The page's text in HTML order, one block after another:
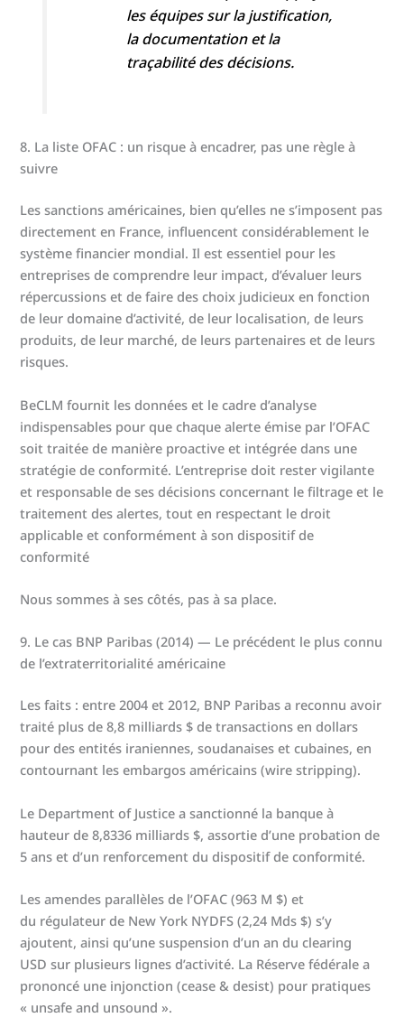
les équipes sur la justification,
la documentation et la
traçabilité des décisions.
8. La liste OFAC : un risque à encadrer, pas une règle à
suivre
Les sanctions américaines, bien qu’elles ne s’imposent pas
directement en France, influencent considérablement le
système financier mondial. Il est essentiel pour les
entreprises de comprendre leur impact, d’évaluer leurs
répercussions et de faire des choix judicieux en fonction
de leur domaine d’activité, de leur localisation, de leurs
produits, de leur marché, de leurs partenaires et de leurs
risques.
BeCLM fournit les données et le cadre d’analyse
indispensables pour que chaque alerte émise par l’OFAC
soit traitée de manière proactive et intégrée dans une
stratégie de conformité. L’entreprise doit rester vigilante
et responsable de ses décisions concernant le filtrage et le
traitement des alertes, tout en respectant le droit
applicable et conformément à son dispositif de
conformité
Nous sommes à ses côtés, pas à sa place.
9. Le cas BNP Paribas (2014) — Le précédent le plus connu
de l’extraterritorialité américaine
Les faits : entre 2004 et 2012, BNP Paribas a reconnu avoir
traité plus de 8,8 milliards $ de transactions en dollars
pour des entités iraniennes, soudanaises et cubaines, en
contournant les embargos américains (wire stripping).
Le Department of Justice a sanctionné la banque à
hauteur de 8,8336 milliards $, assortie d’une probation de
5 ans et d’un renforcement du dispositif de conformité.
Les amendes parallèles de l’OFAC (963 M $) et
du régulateur de New York NYDFS (2,24 Mds $) s’y
ajoutent, ainsi qu’une suspension d’un an du clearing
USD sur plusieurs lignes d’activité. La Réserve fédérale a
prononcé une injonction (cease & desist) pour pratiques
« unsafe and unsound ».